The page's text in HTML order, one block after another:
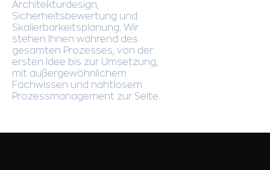
Architekturdesign,
Sicherheitsbewertung und
Skalierbarkeitsplanung. Wir
stehen Ihnen während des
gesamten Prozesses, von der
ersten Idee bis zur Umsetzung,
mit außergewöhnlichem
Fachwissen und nahtlosem
Prozessmanagement zur Seite.